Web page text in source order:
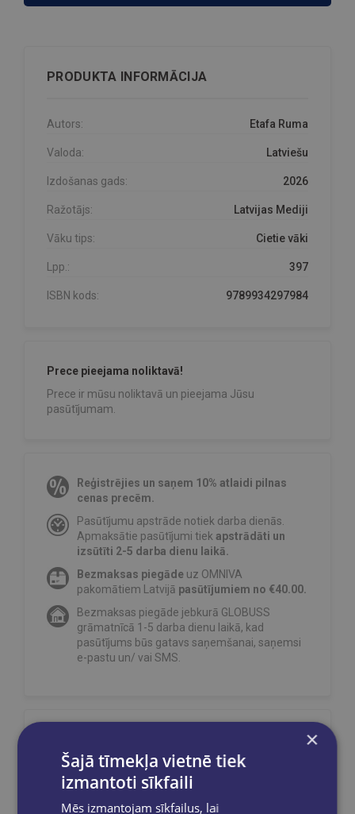
PRODUKTA INFORMĀCIJA
Autors: Etafa Ruma
Valoda: Latviešu
Izdošanas gads: 2026
Ražotājs: Latvijas Mediji
Vāku tips: Cietie vāki
Lpp.: 397
ISBN kods: 9789934297984
Prece pieejama noliktavā!
Prece ir mūsu noliktavā un pieejama Jūsu
pasūtījumam.
Reģistrējies un saņem 10% atlaidi pilnas
cenas precēm.
Pasūtījumu apstrāde notiek darba dienās.
Apmaksātie pasūtījumi tiekapstrādāti un
izsūtīti 2-5 darba dienu laikā.
Bezmaksas piegāde uz OMNIVA
pakomātiem Latvijā pasūtījumiem no €40.00.
Bezmaksas piegāde jebkurā GLOBUSS
grāmatnīcā 1-5 darba dienu laikā, kad
pasūtījums būs gatavs saņemšanai, saņemsi
e-pastu un/ vai SMS.
×
Šajā tīmekļa vietnē tiek
izmantoti sīkfaili
Mēs izmantojam sīkfailus, lai